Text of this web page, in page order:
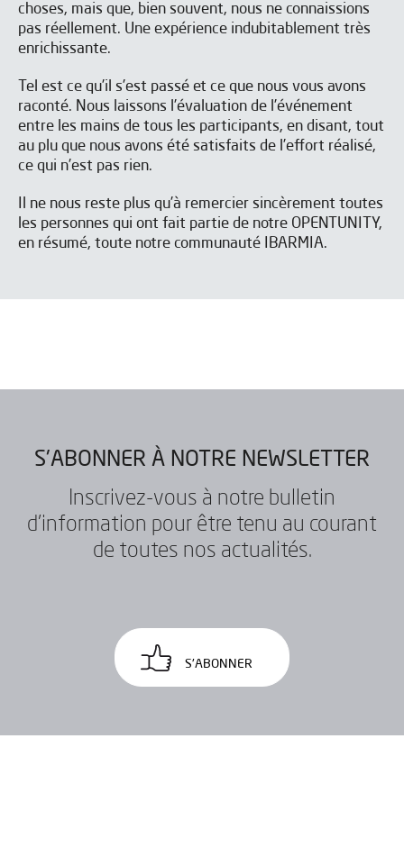
choses, mais que, bien souvent, nous ne connaissions
pas réellement. Une expérience indubitablement très
enrichissante.
Tel est ce qu’il s’est passé et ce que nous vous avons
raconté. Nous laissons l’évaluation de l’événement
entre les mains de tous les participants, en disant, tout
au plu que nous avons été satisfaits de l’effort réalisé,
ce qui n’est pas rien.
Il ne nous reste plus qu’à remercier sincèrement toutes
les personnes qui ont fait partie de notre OPENTUNITY,
en résumé, toute notre communauté IBARMIA.
S'ABONNER À NOTRE NEWSLETTER
Inscrivez-vous à notre bulletin
d'information pour être tenu au courant
de toutes nos actualités.
S'ABONNER